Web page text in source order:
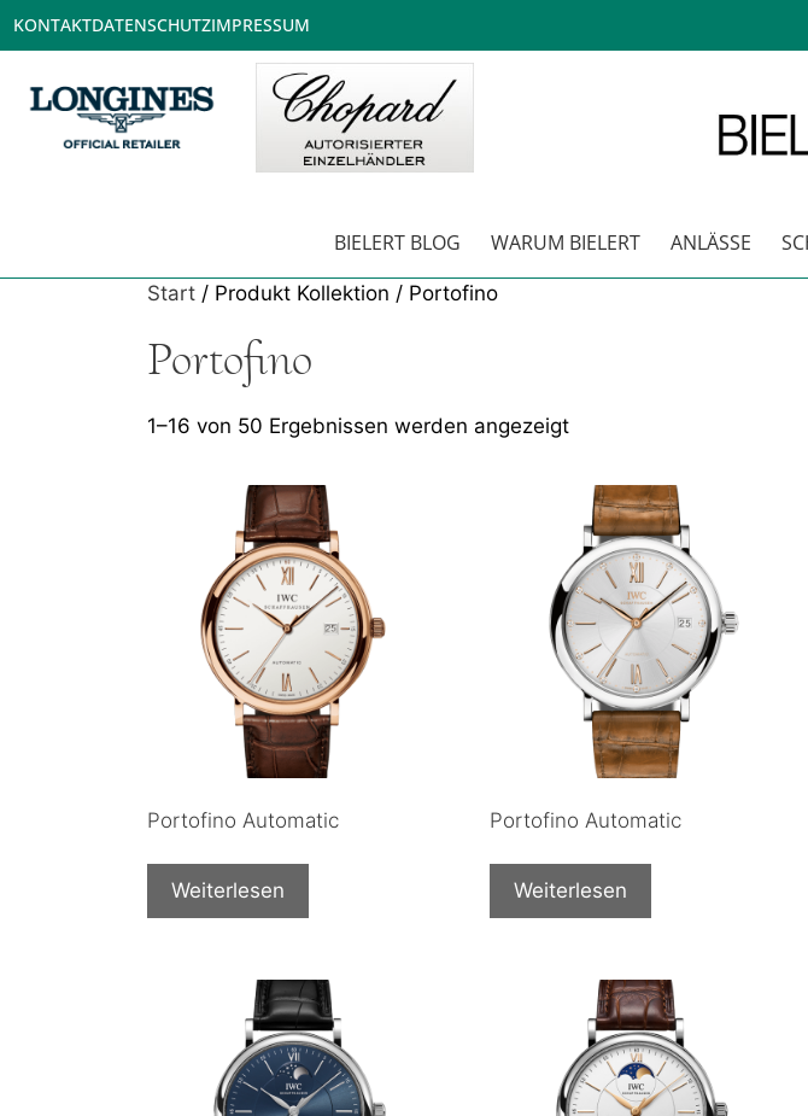
KONTAKTDATENSCHUTZIMPRESSUM
BIELERT BLOG WARUM BIELERT ANLÄSSE
Start / Produkt Kollektion / Portofino
Portofino
1–16 von 50 Ergebnissen werden angezeigt
Portofino Automatic
Weiterlesen
Portofino Automatic
Weiterlesen